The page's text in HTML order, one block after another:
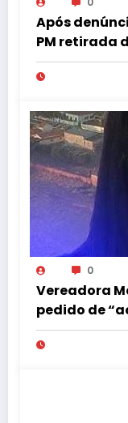
Após
PM retirada
0
Vereadora
pedido de
institucional